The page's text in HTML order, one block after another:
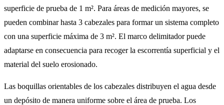
superficie de prueba de 1 m². Para áreas de medición mayores, se
pueden combinar hasta 3 cabezales para formar un sistema completo
con una superficie máxima de 3 m². El marco delimitador puede
adaptarse en consecuencia para recoger la escorrentía superficial y el
material del suelo erosionado.
Las boquillas orientables de los cabezales distribuyen el agua desde
un depósito de manera uniforme sobre el área de prueba. Los